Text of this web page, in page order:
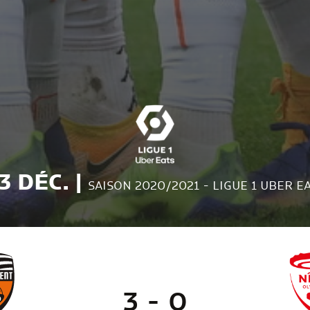
DÉC. | SAISON 2020/2021 - LIGUE 1 UBER
3 - 0